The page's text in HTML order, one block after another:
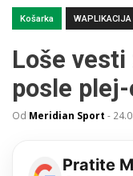
Košarka WAPLIKACIJA
Loše vesti
posle
Od Meridian Sport -
Pratite